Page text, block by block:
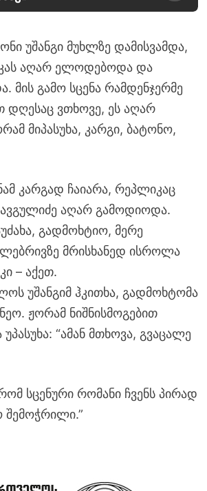
უშანგი მუხლზე დამისვამდა,
აღარ ელოდებოდა და
მის გამო სცენა რამდენჯერმე
დღესაც ვთხოვე, ეს აღარ
მიპასუხა, კარგი, ბატონო,
კარგად ჩაიარა, რეპლიკაც
აღარ გამოდიოდა.
გადმოხტიო, მერე
მრისხანედ ისროლა
– აქეთ.
უშანგიმ ჰკითხა, გადმოხტომა
ჟორამ ნიშნისმოგებით
“ამან მთხოვა, გვაცალე
სცენური რომანი ჩვენს პირად
შემოჭრილი.”